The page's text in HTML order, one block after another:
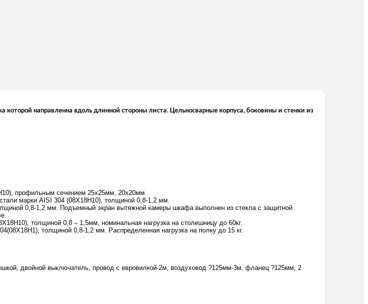
направленна вдоль длинной стороны листа. Цельносварные корпуса, боковины и стенки из
профильным сечением 25х25мм, 20х20мм.
марки AISI 304 (08Х18Н10), толщиной 0,8-1,2 мм.
0,8-1,2 мм. Подъемный экран вытяжной камеры шкафа выполнен из стекла с защитной
толщиной 0,8 – 1,5мм, номинальная нагрузка на столешницу до 60кг.
толщиной 0,8-1,2 мм. Распределенная нагрузка на полку до 15 кг.
двойной выключатель, провод с евровилкой-2м, воздуховод ?125мм-3м, фланец ?125мм, 2